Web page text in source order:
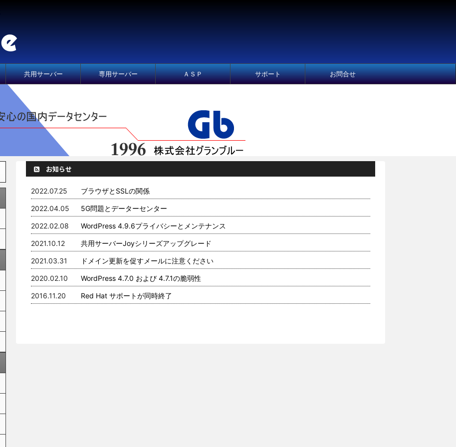
共用サーバー 専用サーバー ＡＳＰ サポート お問合せ
お知らせ
2022.07.25 ブラウザとSSLの関係
2022.04.05 5G問題とデーターセンター
2022.02.08 WordPress 4.9.6プライバシーとメンテナンス
2021.10.12 共用サーバーJoyシリーズアップグレード
2021.03.31 ドメイン更新を促すメールに注意ください
2020.02.10 WordPress 4.7.0 および 4.7.1の脆弱性
2016.11.20 Red Hat サポートが同時終了